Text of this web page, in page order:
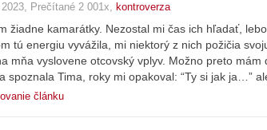
Prečítané 2 001x, kontroverza
žiadne kamarátky. Nezostal mi čas ich hľadať,
tú energiu vyvážila, mi niektorý z nich požičia
mňa vyslovene otcovský vplyv. Možno preto
spoznala Tima, roky mi opakoval: “Ty si jak ja…”
článku